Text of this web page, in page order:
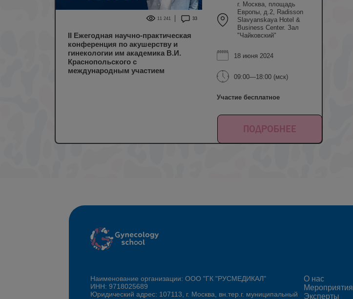
11 241 33
II Ежегодная научно-практическая
конференция по акушерству и
гинекологии им академика В.И.
Краснопольского с
международным участием
г. Москва, площадь
Европы, д.2, Radisson
Slavyanskaya Hotel &
Business Center. Зал
"Чайковский"
18 июня 2024
09:00—18:00 (мск)
Участие бесплатное
ПОДРОБНЕЕ
Наименование организации: ООО "ГК "РУСМЕДИКАЛ"
ИНН: 9718025689
Юридический адрес: 107113, г. Москва, вн.тер.г. муниципальный
О нас
Мероприятия
Эксперты